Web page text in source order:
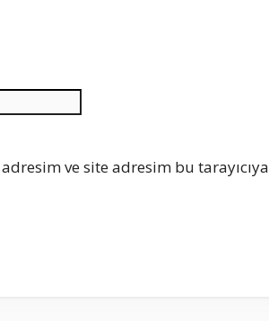
sitesi
ve site adresim bu tarayıcıya